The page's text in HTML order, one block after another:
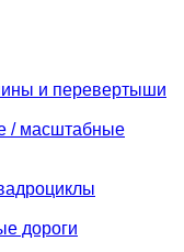
и перевертыши
/ масштабные
дороги